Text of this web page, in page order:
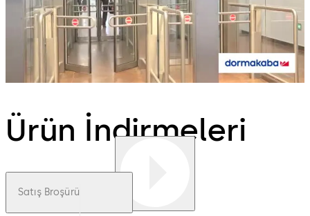
Ürün İndirmeleri
Satış Broşürü